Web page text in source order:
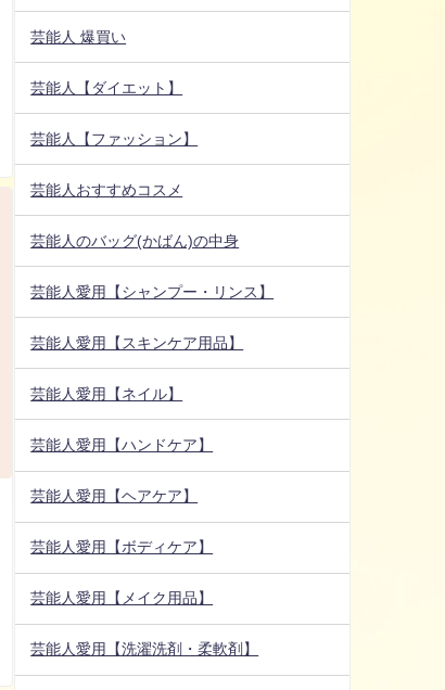
芸能人 爆買い
芸能人【ダイエット】
芸能人【ファッション】
芸能人おすすめコスメ
芸能人のバッグ(かばん)の中身
芸能人愛用【シャンプー・リンス】
芸能人愛用【スキンケア用品】
芸能人愛用【ネイル】
芸能人愛用【ハンドケア】
芸能人愛用【ヘアケア】
芸能人愛用【ボディケア】
芸能人愛用【メイク用品】
芸能人愛用【洗濯洗剤・柔軟剤】